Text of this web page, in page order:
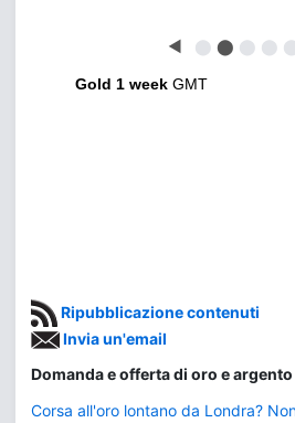
◀ ⬤ ⬤ ⬤ ⬤
Gold 1 week GMT
Ripubblicazione contenuti
Invia un'email
Domanda e offerta di oro e argento
Corsa all'oro lontano da Londra?